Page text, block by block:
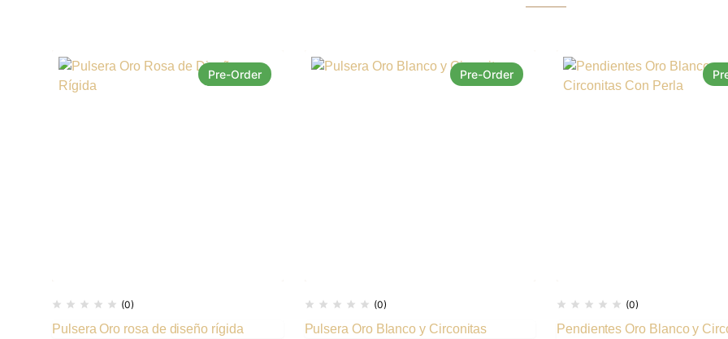
Pre-Order
(0)
Pulsera Oro rosa de diseño rígida
Pre-Order
(0)
Pulsera Oro Blanco y Circonitas
(0)
Pendientes Oro Blanco y